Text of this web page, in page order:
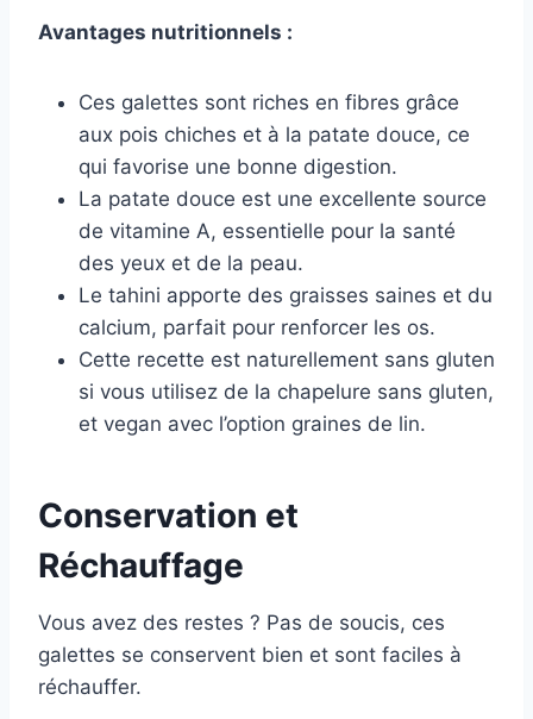
Avantages nutritionnels :
Ces galettes sont riches en fibres grâce
aux pois chiches et à la patate douce, ce
qui favorise une bonne digestion.
La patate douce est une excellente source
de vitamine A, essentielle pour la santé
des yeux et de la peau.
Le tahini apporte des graisses saines et du
calcium, parfait pour renforcer les os.
Cette recette est naturellement sans gluten
si vous utilisez de la chapelure sans gluten,
et vegan avec l’option graines de lin.
Conservation et
Réchauffage
Vous avez des restes ? Pas de soucis, ces
galettes se conservent bien et sont faciles à
réchauffer.